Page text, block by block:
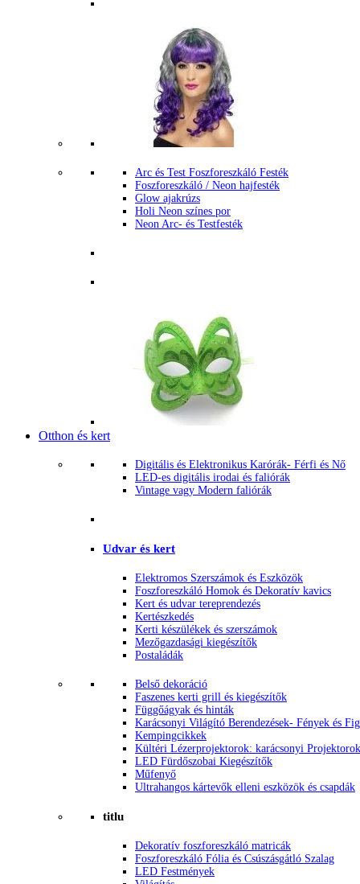
Arc és Test Foszforeszkáló Festék
Foszforeszkáló / Neon hajfesték
Glow ajakrúzs
Holi Neon színes por
Neon Arc- és Testfesték
Otthon és kert
Digitális és Elektronikus Karórák- Férfi és Nő
LED-es digitális irodai és faliórák
Vintage vagy Modern faliórák
Udvar és kert
Elektromos Szerszámok és Eszközök
Foszforeszkáló Homok és Dekoratív kavics
Kert és udvar tereprendezés
Kertészkedés
Kerti készülékek és szerszámok
Mezőgazdasági kiegészítők
Postaládák
Belső dekoráció
Faszenes kerti grill és kiegészítők
Függőágyak és hinták
Karácsonyi Világító Berendezések- Fények és
Kempingcikkek
Kültéri Lézerprojektorok: karácsonyi Projektorok
LED Fürdőszobai Kiegészítők
Műfenyő
Ultrahangos kártevők elleni eszközök és csapdák
titlu
Dekoratív foszforeszkáló matricák
Foszforeszkáló Fólia és Csúszásgátló Szalag
LED Festmények